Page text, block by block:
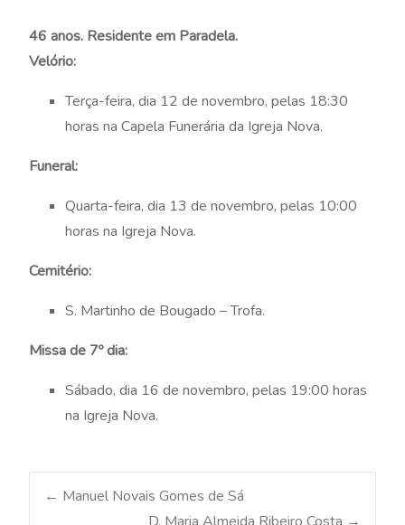
46 anos. Residente em Paradela.
Velório:
Terça-feira, dia 12 de novembro, pelas 18:30
horas na Capela Funerária da Igreja Nova.
Funeral:
Quarta-feira, dia 13 de novembro, pelas 10:00
horas na Igreja Nova.
Cemitério:
S. Martinho de Bougado – Trofa.
Missa de 7º dia:
Sábado, dia 16 de novembro, pelas 19:00 horas
na Igreja Nova.
Post
← Manuel Novais Gomes de Sá